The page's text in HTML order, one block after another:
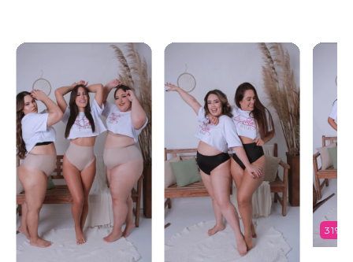
31%